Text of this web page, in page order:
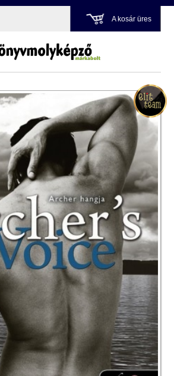
A kosár üres